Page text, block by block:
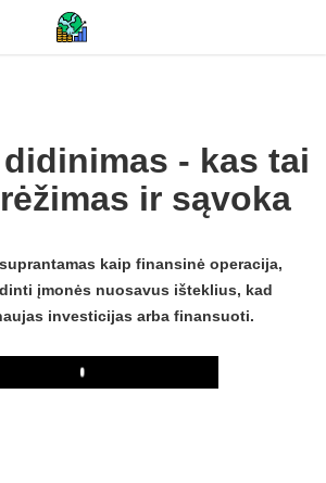
- kas tai
ir sąvoka
kaip finansinė operacija,
įmonės nuosavus išteklius, kad
investicijas arba finansuoti.
Play